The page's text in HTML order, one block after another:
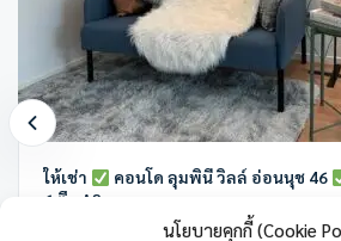
นโยบายคุกกี้ (Cookie
ให้เช่า คอนโด ลุมพินี วิลล์ อ่อนนุช 46
6 ตึก A2
ลุมพินี วิลล์ อ่อนนุช 46 ซอย อ่อนนุช 46 แขวงสวน